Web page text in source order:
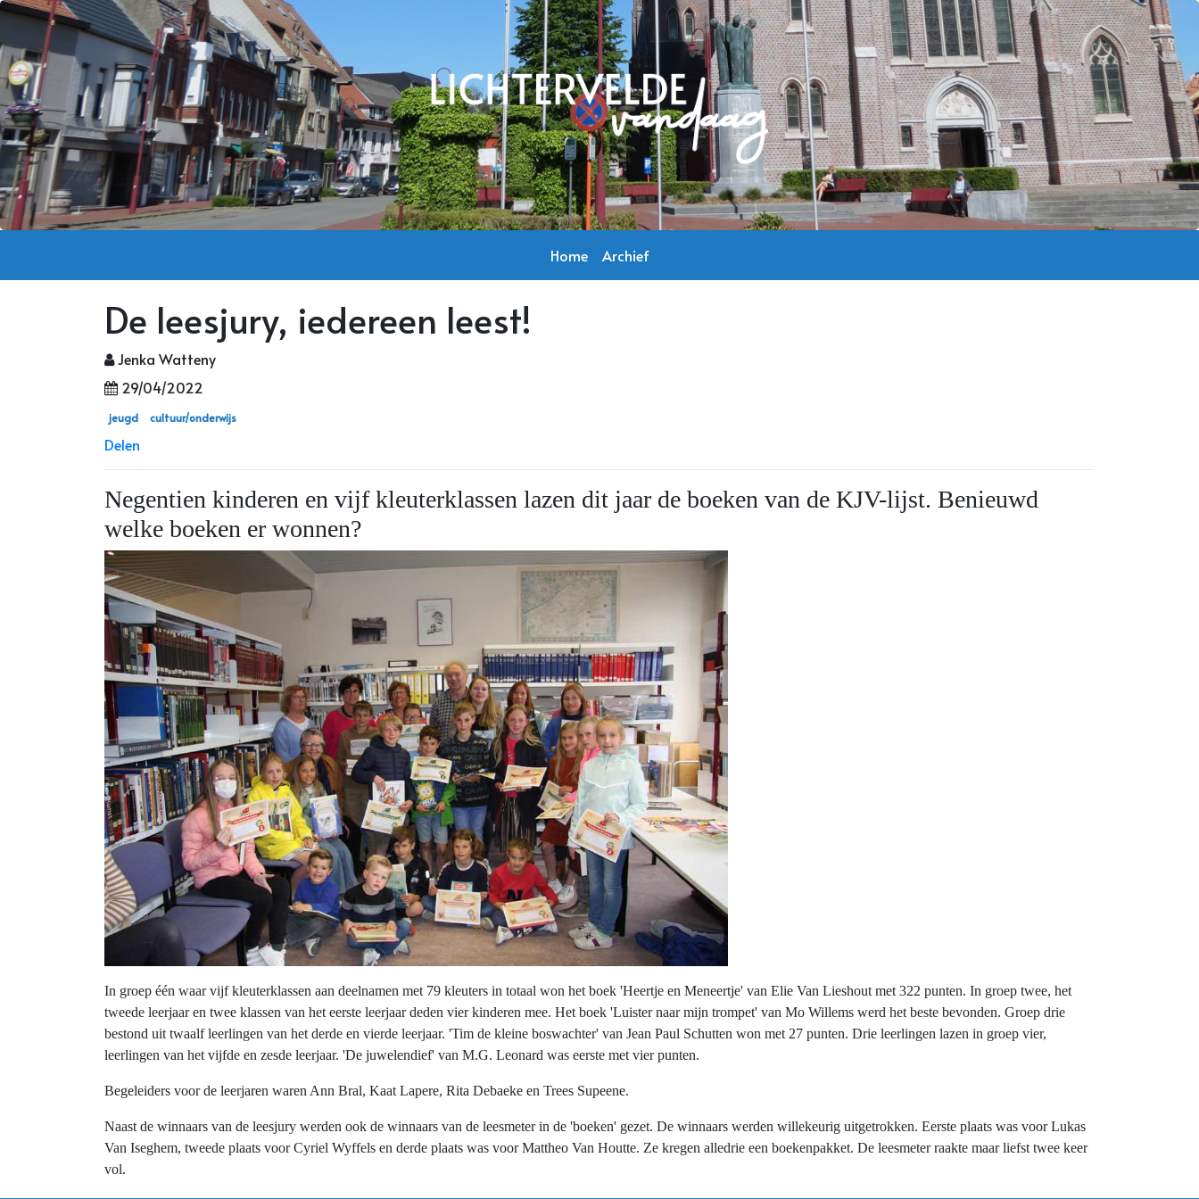
Home Archief
De leesjury, iedereen leest!
Jenka Watteny
29/04/2022
jeugd cultuur/onderwijs
Delen
Negentien kinderen en vijf kleuterklassen lazen dit jaar de boeken van de KJV-lijst. Benieuwd
welke boeken er wonnen?
In groep één waar vijf kleuterklassen aan deelnamen met 79 kleuters in totaal won het boek 'Heertje en Meneertje' van Elie Van Lieshout met 322 punten. In groep twee, het
tweede leerjaar en twee klassen van het eerste leerjaar deden vier kinderen mee. Het boek 'Luister naar mijn trompet' van Mo Willems werd het beste bevonden. Groep drie
bestond uit twaalf leerlingen van het derde en vierde leerjaar. 'Tim de kleine boswachter' van Jean Paul Schutten won met 27 punten. Drie leerlingen lazen in groep vier,
leerlingen van het vijfde en zesde leerjaar. 'De juwelendief' van M.G. Leonard was eerste met vier punten.
Begeleiders voor de leerjaren waren Ann Bral, Kaat Lapere, Rita Debaeke en Trees Supeene.
Naast de winnaars van de leesjury werden ook de winnaars van de leesmeter in de 'boeken' gezet. De winnaars werden willekeurig uitgetrokken. Eerste plaats was voor Lukas
Van Iseghem, tweede plaats voor Cyriel Wyffels en derde plaats was voor Mattheo Van Houtte. Ze kregen alledrie een boekenpakket. De leesmeter raakte maar liefst twee keer
vol.